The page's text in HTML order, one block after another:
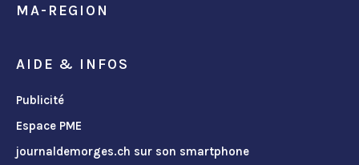
MA-REGION
AIDE & INFOS
Publicité
Espace PME
journaldemorges.ch sur son smartphone